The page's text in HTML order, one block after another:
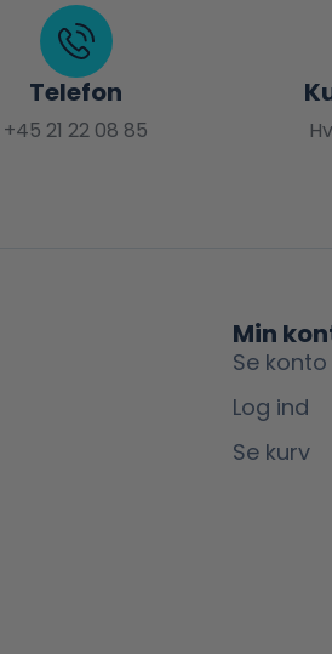
Telefon
+45 21 22 08 85
Min
Se konto
Log ind
Se kurv